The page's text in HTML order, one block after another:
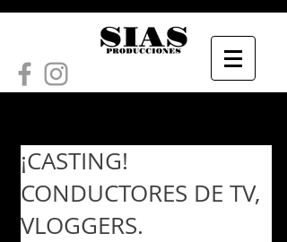
¡CASTING!
CONDUCTORES DE TV,
VLOGGERS.